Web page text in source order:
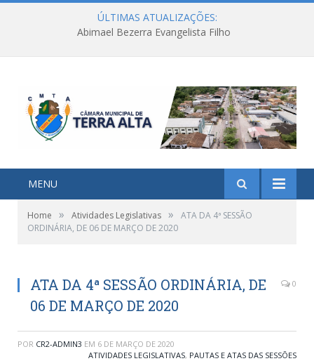
ÚLTIMAS ATUALIZAÇÕES:
Abimael Bezerra Evangelista Filho
MENU
Home » Atividades Legislativas »
ATA DA 4ª SESSÃO
ORDINÁRIA, DE 06 DE MARÇO DE 2020
ATA DA 4ª SESSÃO ORDINÁRIA, DE
06 DE MARÇO DE 2020
0
POR CR2-ADMIN3 EM 6 DE MARÇO DE 2020
ATIVIDADES LEGISLATIVAS, PAUTAS E ATAS DAS SESSÕES